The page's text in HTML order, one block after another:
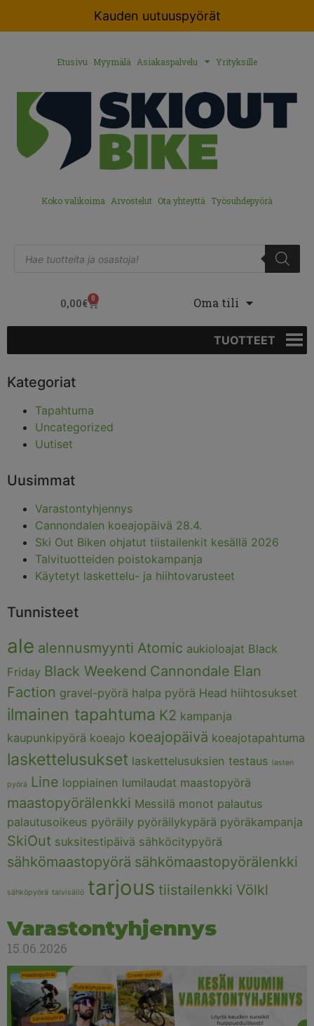
Kauden uutuuspyörät
Etusivu Myymälä Asiakaspalvelu Yrityksille
Koko valikoima Arvostelut Ota yhteyttä Työsuhdepyörä
0,00€ 0 Oma tili
TUOTTEET
Kategoriat
Tapahtuma
Uncategorized
Uutiset
Uusimmat
Varastontyhjennys
Cannondalen koeajopäivä 28.4.
Ski Out Biken ohjatut tiistailenkit kesällä 2026
Talvituotteiden poistokampanja
Käytetyt laskettelu- ja hiihtovarusteet
Tunnisteet
ale alennusmyynti Atomic aukioloajat Black
Friday Black Weekend Cannondale Elan
Faction gravel-pyörä halpa pyörä Head hiihtosukset
ilmainen tapahtuma K2 kampanja
kaupunkipyörä koeajo koeajopäivä koeajotapahtuma
laskettelusukset laskettelusuksien testaus lasten
pyörä Line loppiainen lumilaudat maastopyörä
maastopyörälenkki Messilä monot palautus
palautusoikeus pyöräily pyöräilykypärä pyöräkampanja
SkiOut suksitestipäivä sähköcitypyörä
sähkömaastopyörä sähkömaastopyörälenkki
sähköpyörä talvisäilö tarjous tiistailenkki Völkl
Varastontyhjennys
15.06.2026